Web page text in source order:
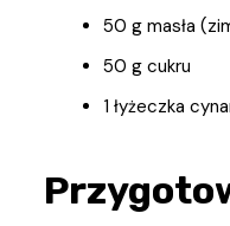
50 g masła
50 g cukru
1 łyżeczka